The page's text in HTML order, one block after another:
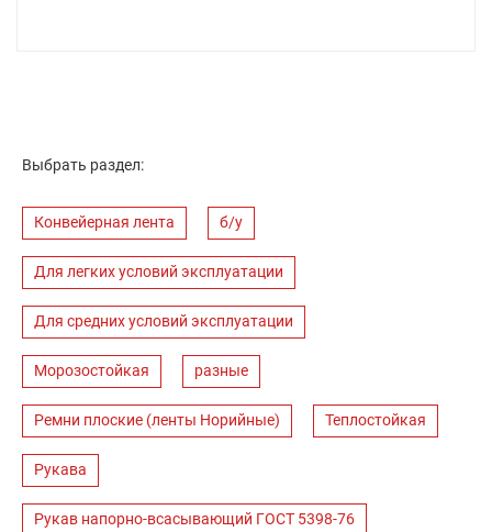
Выбрать раздел:
Конвейерная лента б/у
Для легких условий эксплуатации
Для средних условий эксплуатации
Морозостойкая разные
Ремни плоские (ленты Норийные) Теплостойкая
Рукава
Рукав напорно-всасывающий ГОСТ 5398-76